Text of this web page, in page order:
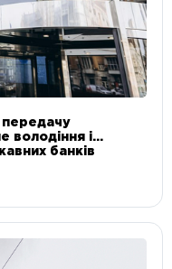
володіння і
банків